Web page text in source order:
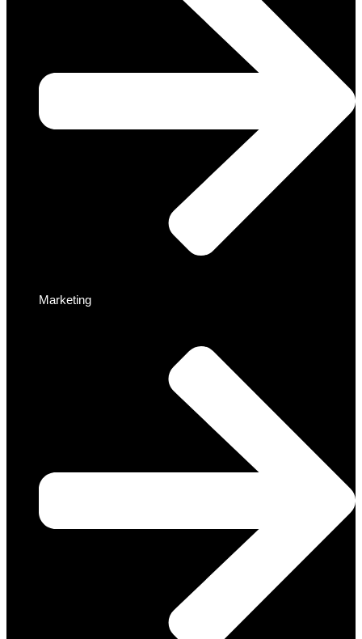
Marketing